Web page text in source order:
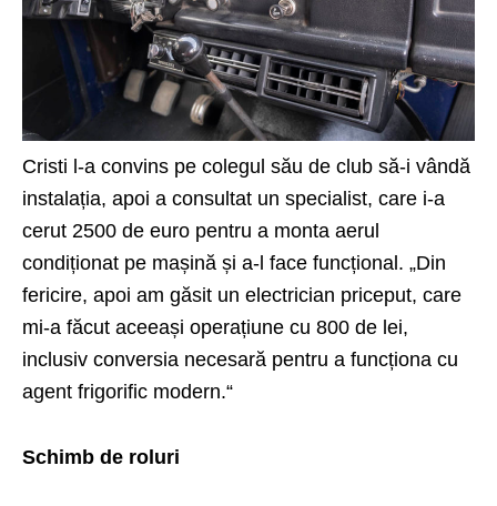
Cristi l-a convins pe colegul său de club să-i vândă
instalația, apoi a consultat un specialist, care i-a
cerut 2500 de euro pentru a monta aerul
condiționat pe mașină și a-l face funcțional. „Din
fericire, apoi am găsit un electrician priceput, care
mi-a făcut aceeași operațiune cu 800 de lei,
inclusiv conversia necesară pentru a funcționa cu
agent frigorific modern.“
Schimb de roluri